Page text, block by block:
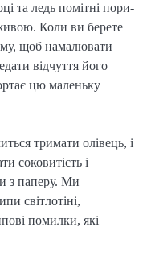
та ледь помітні пори-
Коли ви берете
щоб намалювати
відчуття його
цю маленьку
тримати олівець, і
соковитість і
з паперу. Ми
світлотіні,
помилки, які